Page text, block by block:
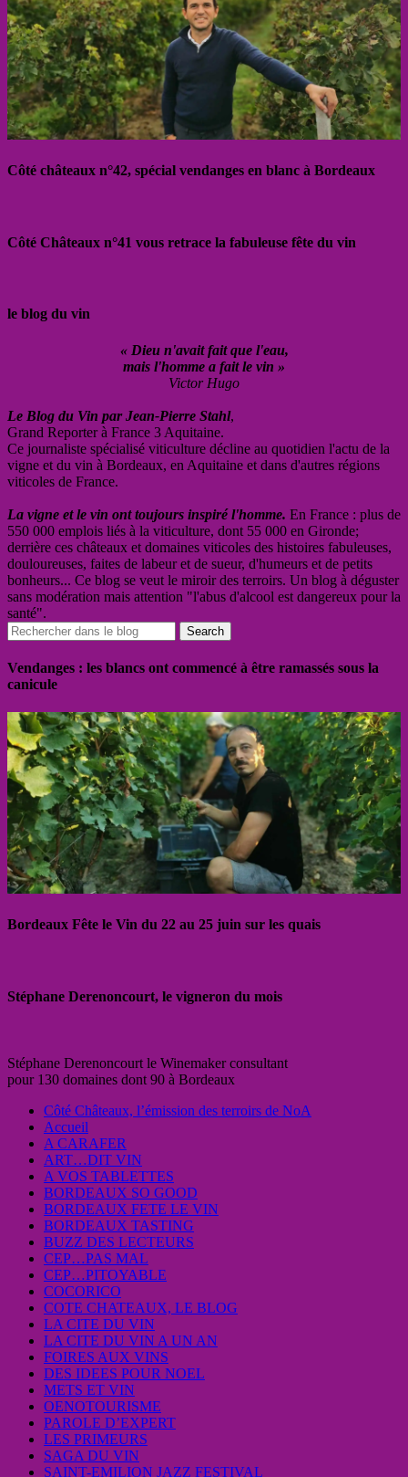
Côté châteaux n°42, spécial vendanges en blanc à Bordeaux
Côté Châteaux n°41 vous retrace la fabuleuse fête du vin
le blog du vin
« Dieu n'avait fait que l'eau,
mais l'homme a fait le vin »
Victor Hugo
Le Blog du Vin par Jean-Pierre Stahl,
Grand Reporter à France 3 Aquitaine.
Ce journaliste spécialisé viticulture décline au quotidien l'actu de la
vigne et du vin à Bordeaux, en Aquitaine et dans d'autres régions
viticoles de France.
La vigne et le vin ont toujours inspiré l'homme. En France : plus de
550 000 emplois liés à la viticulture, dont 55 000 en Gironde;
derrière ces châteaux et domaines viticoles des histoires fabuleuses,
douloureuses, faites de labeur et de sueur, d'humeurs et de petits
bonheurs... Ce blog se veut le miroir des terroirs. Un blog à déguster
sans modération mais attention "l'abus d'alcool est dangereux pour la
santé".
Vendanges : les blancs ont commencé à être ramassés sous la
canicule
Bordeaux Fête le Vin du 22 au 25 juin sur les quais
Stéphane Derenoncourt, le vigneron du mois
Stéphane Derenoncourt le Winemaker consultant
pour 130 domaines dont 90 à Bordeaux
Côté Châteaux, l’émission des terroirs de NoA
Accueil
A CARAFER
ART…DIT VIN
A VOS TABLETTES
BORDEAUX SO GOOD
BORDEAUX FETE LE VIN
BORDEAUX TASTING
BUZZ DES LECTEURS
CEP…PAS MAL
CEP…PITOYABLE
COCORICO
COTE CHATEAUX, LE BLOG
LA CITE DU VIN
LA CITE DU VIN A UN AN
FOIRES AUX VINS
DES IDEES POUR NOEL
METS ET VIN
OENOTOURISME
PAROLE D’EXPERT
LES PRIMEURS
SAGA DU VIN
SAINT-EMILION JAZZ FESTIVAL